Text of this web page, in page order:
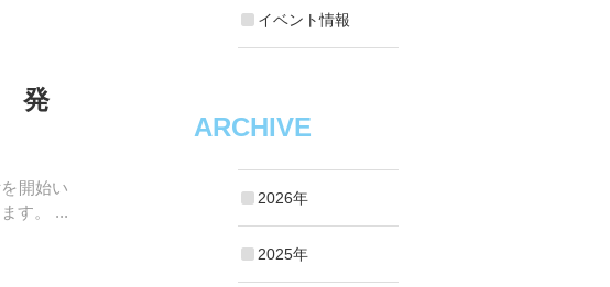
発
開始い
す。 ...
イベント情報
ARCHIVE
2026年
2025年